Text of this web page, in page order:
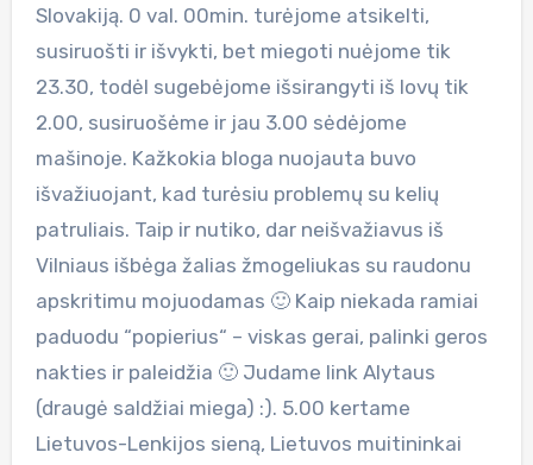
Slovakiją. 0 val. 00min. turėjome atsikelti,
susiruošti ir išvykti, bet miegoti nuėjome tik
23.30, todėl sugebėjome išsirangyti iš lovų tik
2.00, susiruošėme ir jau 3.00 sėdėjome
mašinoje. Kažkokia bloga nuojauta buvo
išvažiuojant, kad turėsiu problemų su kelių
patruliais. Taip ir nutiko, dar neišvažiavus iš
Vilniaus išbėga žalias žmogeliukas su raudonu
apskritimu mojuodamas 🙂 Kaip niekada ramiai
paduodu “popierius“ – viskas gerai, palinki geros
nakties ir paleidžia 🙂 Judame link Alytaus
(draugė saldžiai miega) :). 5.00 kertame
Lietuvos-Lenkijos sieną, Lietuvos muitininkai